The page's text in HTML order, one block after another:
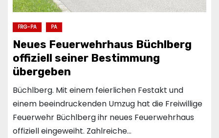
FRG-PA PA
Neues Feuerwehrhaus Büchlberg
offiziell seiner Bestimmung
übergeben
Büchlberg. Mit einem feierlichen Festakt und
einem beeindruckenden Umzug hat die Freiwillige
Feuerwehr Büchlberg ihr neues Feuerwehrhaus
offiziell eingeweiht. Zahlreiche…